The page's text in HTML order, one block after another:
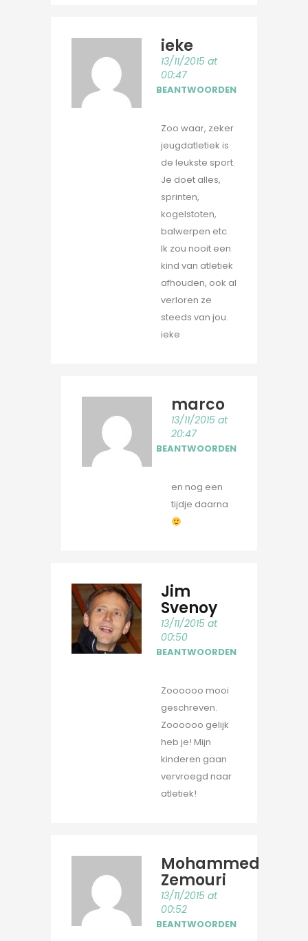
ieke
13/11/2015 at
00:47
BEANTWOORDEN
Zoo waar, zeker
jeugdatletiek is
de leukste sport.
Je doet alles,
sprinten,
kogelstoten,
balwerpen etc.
Ik zou nooit een
kind van atletiek
afhouden, ook al
verloren ze
steeds van jou.
ieke
marco
13/11/2015 at
20:47
BEANTWOORDEN
en nog een
tijdje daarna
Jim
Svenoy
13/11/2015 at
00:50
BEANTWOORDEN
Zoooooo mooi
geschreven.
Zoooooo gelijk
heb je! Mijn
kinderen gaan
vervroegd naar
atletiek!
Mohammed
Zemouri
13/11/2015 at
00:52
BEANTWOORDEN